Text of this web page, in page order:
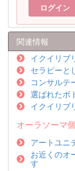
ログイン
関連情報
イクイリブ
セラピーと
コンサルテ
選ばれたボ
イクイリブ
オーラソーマ
アートユニ
お近くのオ
す